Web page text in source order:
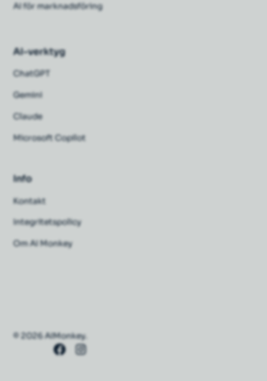
AI för marknadsföring
AI-verktyg
ChatGPT
Gemini
Claude
Microsoft Copilot
Info
Kontakt
Integritetspolicy
Om AI Monkey
© 2026 AIMonkey.